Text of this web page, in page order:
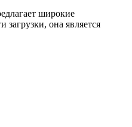
широкие
она является